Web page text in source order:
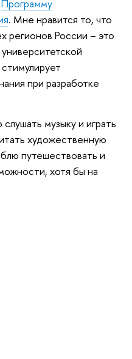
Программу
. Мне нравится то, что
регионов России – это
при разработке
музыку и играть
художественную
путешествовать и
хотя бы на